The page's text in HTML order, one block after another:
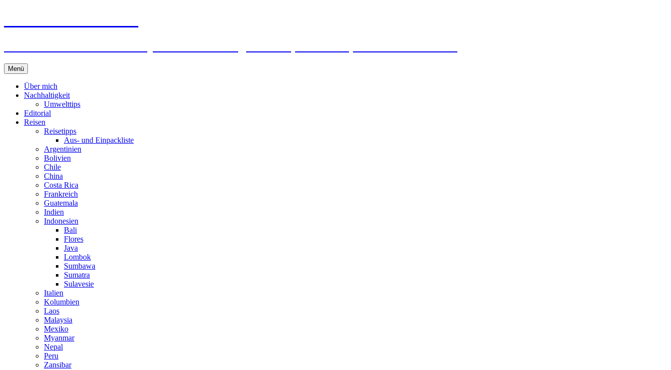
Menü Springe
zum
Inhalt
Über mich
Nachhaltigkeit
Umwelttips
Editorial
Reisen
Reisetipps
Aus- und Einpackliste
Argentinien
Bolivien
Chile
China
Costa Rica
Frankreich
Guatemala
Indien
Indonesien
Bali
Flores
Java
Lombok
Sumbawa
Sumatra
Sulavesie
Italien
Kolumbien
Laos
Malaysia
Mexiko
Myanmar
Nepal
Peru
Zansibar